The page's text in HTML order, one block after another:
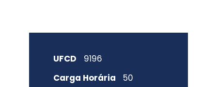
UFCD
9196
Carga Horária
50